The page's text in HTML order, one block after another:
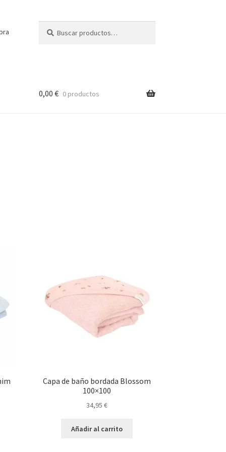
por:
0,00 € 0 productos
Capa de baño bordada Blossom
100×100
34,95€
Añadir al carrito